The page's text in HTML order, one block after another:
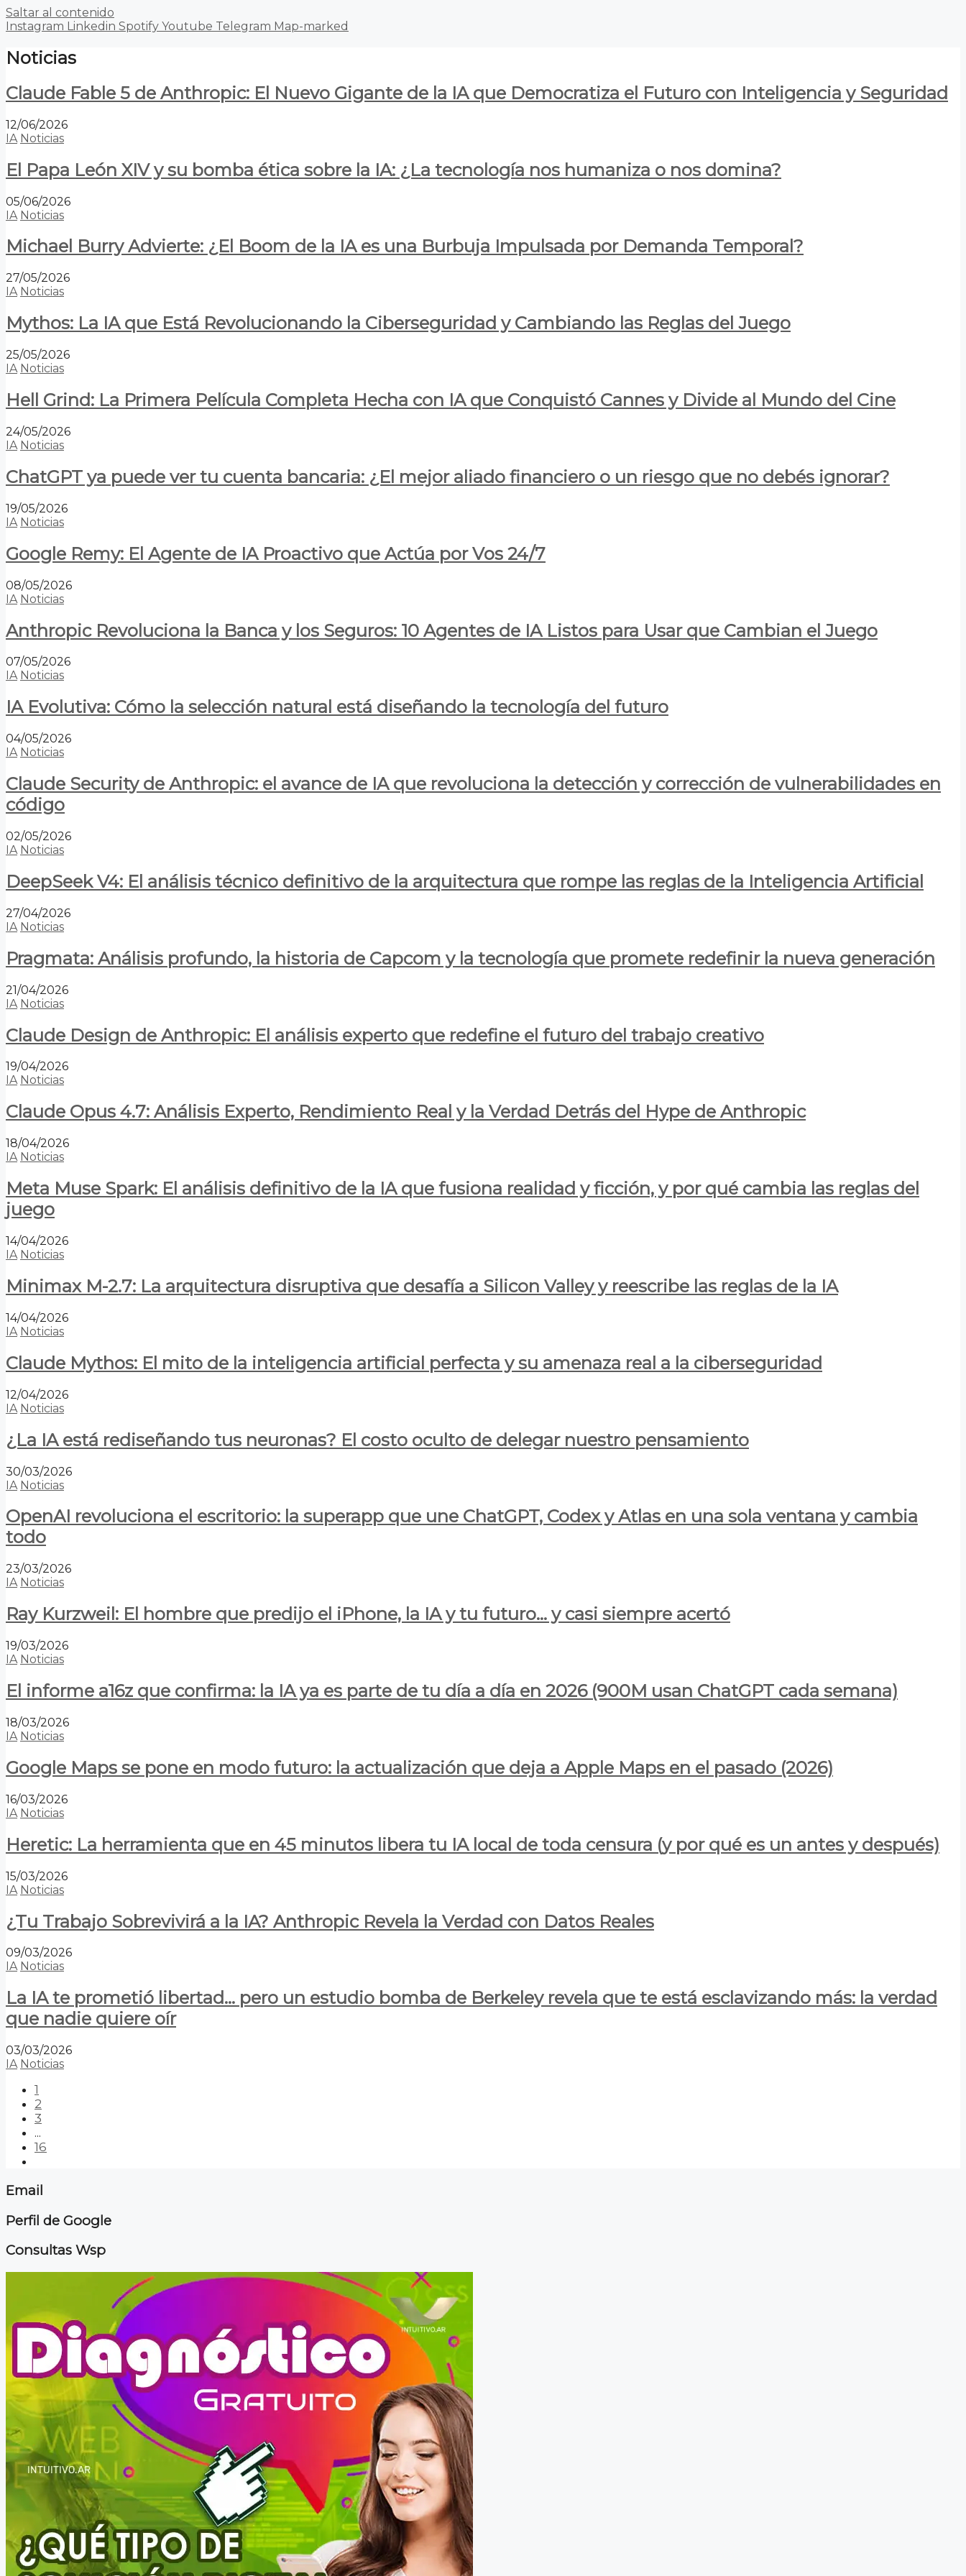
Saltar al contenido
Instagram Linkedin Spotify Youtube Telegram Map-marked
Noticias
Claude Fable 5 de Anthropic: El Nuevo Gigante de la IA que Democratiza el Futuro con Inteligencia y Seguridad
12/06/2026
IA Noticias
El Papa León XIV y su bomba ética sobre la IA: ¿La tecnología nos humaniza o nos domina?
05/06/2026
IA Noticias
Michael Burry Advierte: ¿El Boom de la IA es una Burbuja Impulsada por Demanda Temporal?
27/05/2026
IA Noticias
Mythos: La IA que Está Revolucionando la Ciberseguridad y Cambiando las Reglas del Juego
25/05/2026
IA Noticias
Hell Grind: La Primera Película Completa Hecha con IA que Conquistó Cannes y Divide al Mundo del Cine
24/05/2026
IA Noticias
ChatGPT ya puede ver tu cuenta bancaria: ¿El mejor aliado financiero o un riesgo que no debés ignorar?
19/05/2026
IA Noticias
Google Remy: El Agente de IA Proactivo que Actúa por Vos 24/7
08/05/2026
IA Noticias
Anthropic Revoluciona la Banca y los Seguros: 10 Agentes de IA Listos para Usar que Cambian el Juego
07/05/2026
IA Noticias
IA Evolutiva: Cómo la selección natural está diseñando la tecnología del futuro
04/05/2026
IA Noticias
Claude Security de Anthropic: el avance de IA que revoluciona la detección y corrección de vulnerabilidades en
código
02/05/2026
IA Noticias
DeepSeek V4: El análisis técnico definitivo de la arquitectura que rompe las reglas de la Inteligencia Artificial
27/04/2026
IA Noticias
Pragmata: Análisis profundo, la historia de Capcom y la tecnología que promete redefinir la nueva generación
21/04/2026
IA Noticias
Claude Design de Anthropic: El análisis experto que redefine el futuro del trabajo creativo
19/04/2026
IA Noticias
Claude Opus 4.7: Análisis Experto, Rendimiento Real y la Verdad Detrás del Hype de Anthropic
18/04/2026
IA Noticias
Meta Muse Spark: El análisis definitivo de la IA que fusiona realidad y ficción, y por qué cambia las reglas del
juego
14/04/2026
IA Noticias
Minimax M-2.7: La arquitectura disruptiva que desafía a Silicon Valley y reescribe las reglas de la IA
14/04/2026
IA Noticias
Claude Mythos: El mito de la inteligencia artificial perfecta y su amenaza real a la ciberseguridad
12/04/2026
IA Noticias
¿La IA está rediseñando tus neuronas? El costo oculto de delegar nuestro pensamiento
30/03/2026
IA Noticias
OpenAI revoluciona el escritorio: la superapp que une ChatGPT, Codex y Atlas en una sola ventana y cambia
todo
23/03/2026
IA Noticias
Ray Kurzweil: El hombre que predijo el iPhone, la IA y tu futuro… y casi siempre acertó
19/03/2026
IA Noticias
El informe a16z que confirma: la IA ya es parte de tu día a día en 2026 (900M usan ChatGPT cada semana)
18/03/2026
IA Noticias
Google Maps se pone en modo futuro: la actualización que deja a Apple Maps en el pasado (2026)
16/03/2026
IA Noticias
Heretic: La herramienta que en 45 minutos libera tu IA local de toda censura (y por qué es un antes y después)
15/03/2026
IA Noticias
¿Tu Trabajo Sobrevivirá a la IA? Anthropic Revela la Verdad con Datos Reales
09/03/2026
IA Noticias
La IA te prometió libertad… pero un estudio bomba de Berkeley revela que te está esclavizando más: la verdad
que nadie quiere oír
03/03/2026
IA Noticias
1
2
3
...
16
Email
Perfil de Google
Consultas Wsp